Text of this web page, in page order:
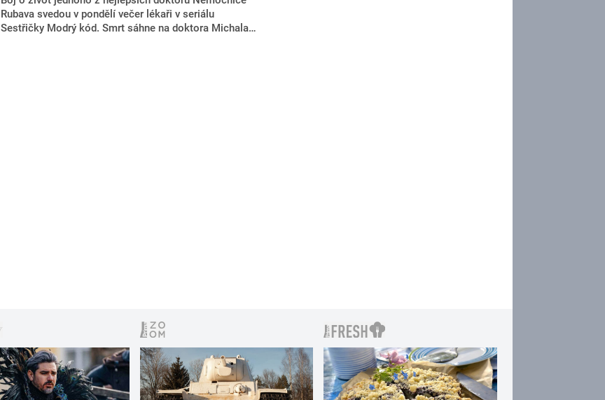
Rubava svedou v pondělí večer lékaři v seriálu
Sestřičky Modrý kód. Smrt sáhne na doktora Michala